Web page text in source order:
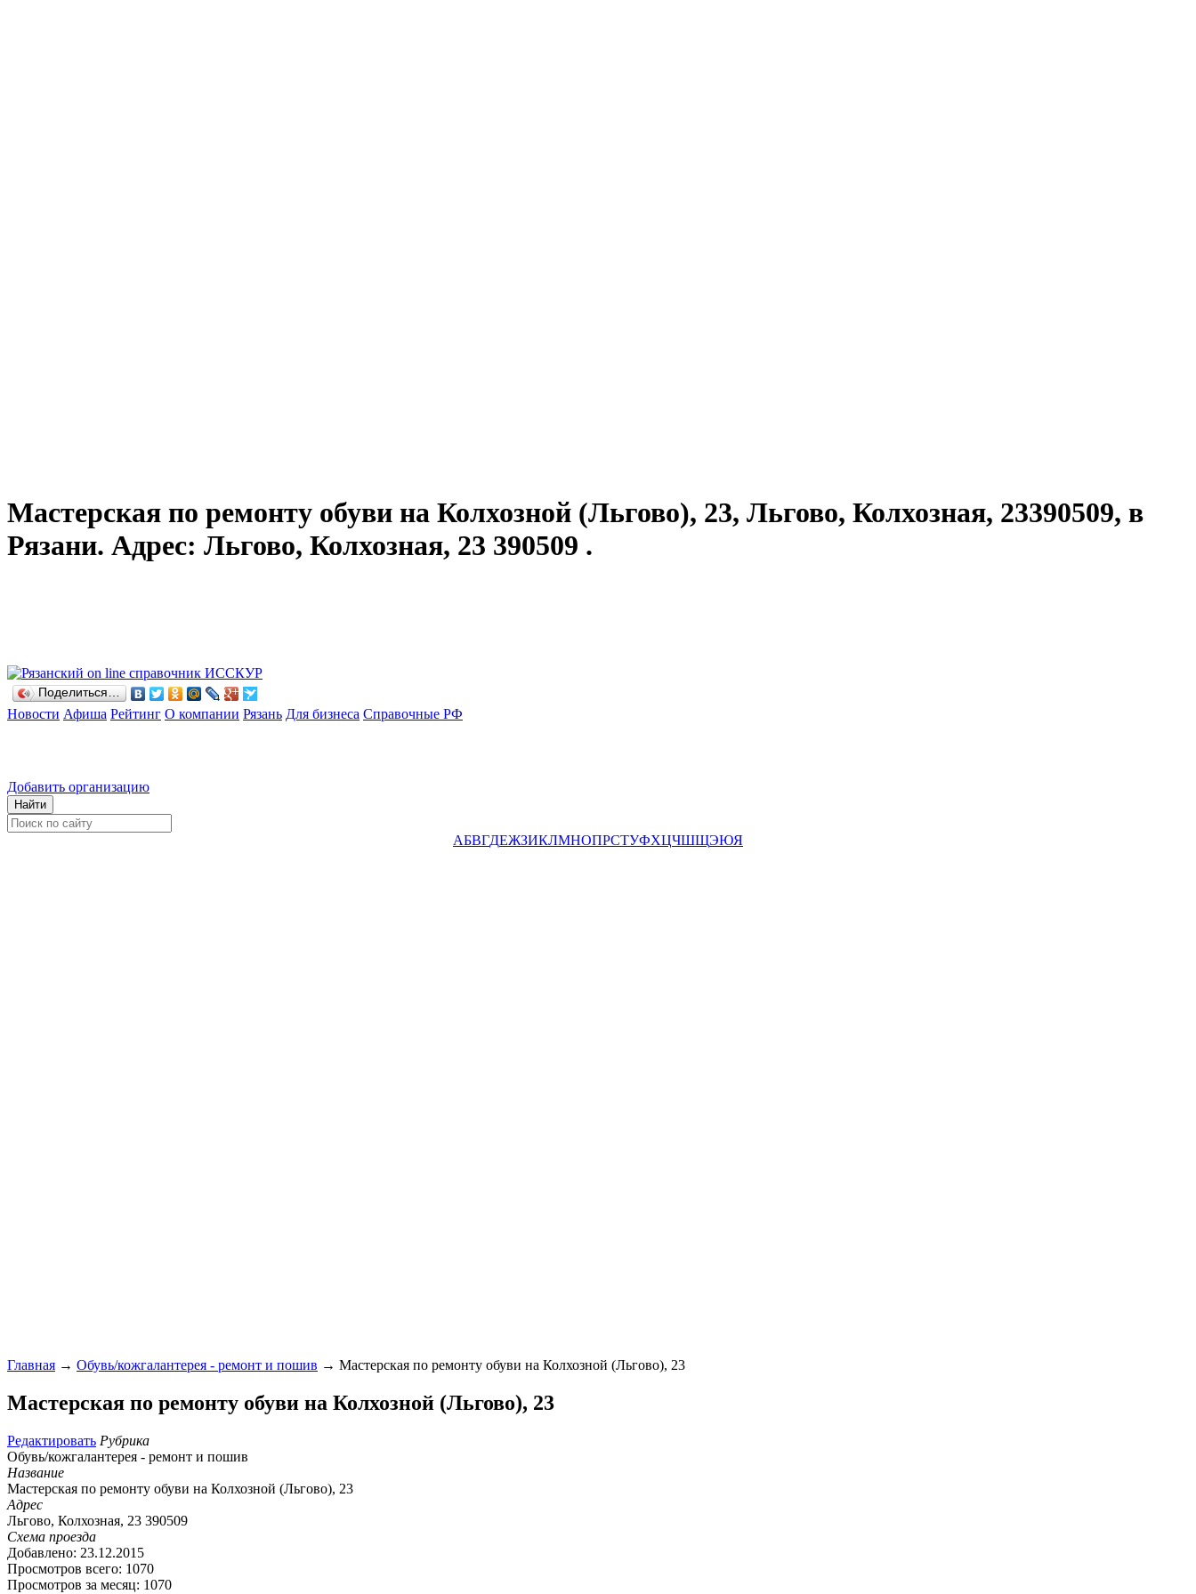
Мастерская по ремонту обуви на Колхозной (Льгово), 23, Льгово, Колхозная, 23390509, в
Рязани. Адрес: Льгово, Колхозная, 23 390509 .
Поделиться…
Новости Афиша Рейтинг О компании Рязань Для бизнеса Справочные РФ
Добавить организацию
АБВГДЕЖЗИКЛМНОПРСТУФХЦЧШЩЭЮЯ
Главная → Обувь/кожгалантерея - ремонт и пошив → Мастерская по ремонту обуви на Колхозной (Льгово), 23
Мастерская по ремонту обуви на Колхозной (Льгово), 23
Редактировать Рубрика
Обувь/кожгалантерея - ремонт и пошив
Название
Мастерская по ремонту обуви на Колхозной (Льгово), 23
Адрес
Льгово, Колхозная, 23 390509
Схема проезда
Добавлено: 23.12.2015
Просмотров всего: 1070
Просмотров за месяц: 1070